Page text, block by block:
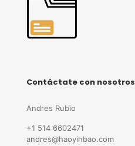
Contáctate con nosotros
Andres Rubio
+1 514 6602471
andres@haoyinbao.com